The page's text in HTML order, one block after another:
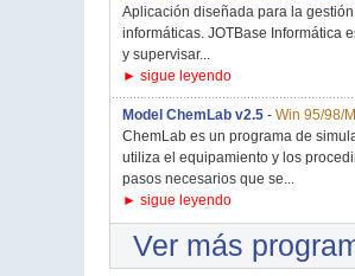
Aplicación diseñada para la
informáticas. JOTBase Informática
y supervisar...
► sigue leyendo
Model ChemLab v2.5- Win 95/98/
ChemLab es un programa de
utiliza el equipamiento y los
pasos necesarios que se...
► sigue leyendo
Ver más